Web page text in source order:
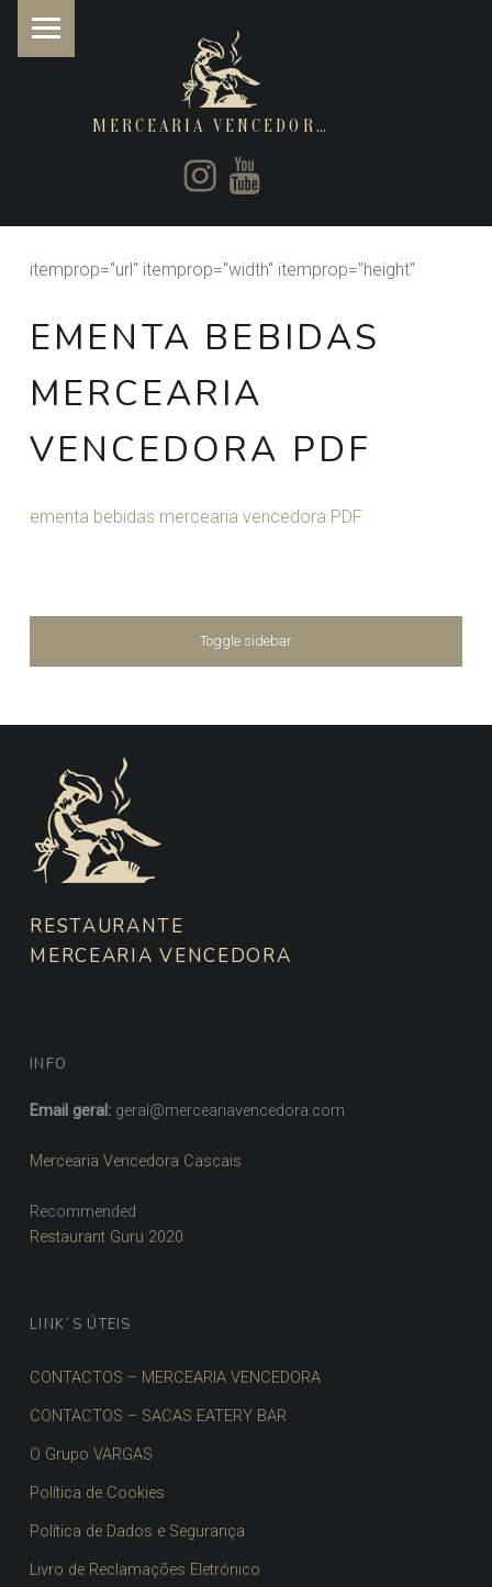
MERCEARIA VENCEDORA
Instagram
Youtube
itemprop="url" itemprop="width" itemprop="height"
EMENTA BEBIDAS
MERCEARIA
VENCEDORA PDF
ementa bebidas mercearia vencedora PDF
SIDEBAR
Toggle sidebar
FOOTER SIDEBAR
RESTAURANTE
MERCEARIA VENCEDORA
INFO
Email geral: geral@merceariavencedora.com
Mercearia Vencedora Cascais
Recommended
Restaurant Guru 2020
LINK´S ÚTEIS
CONTACTOS – MERCEARIA VENCEDORA
CONTACTOS – SACAS EATERY BAR
O Grupo VARGAS
Política de Cookies
Política de Dados e Segurança
Livro de Reclamações Eletrónico